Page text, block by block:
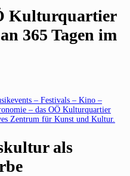
Kulturquartier
365 Tagen im
– Festivals – Kino –
– das OÖ Kulturquartier
Zentrum für Kunst und Kultur.
als